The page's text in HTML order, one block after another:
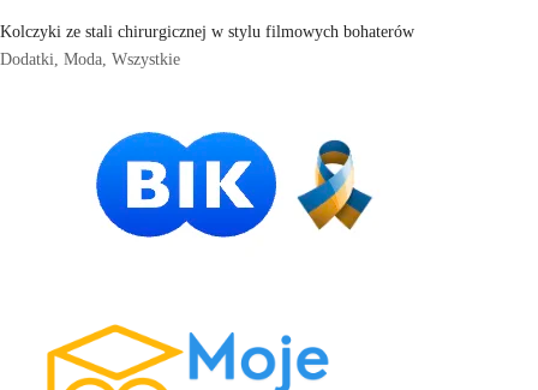
Kolczyki ze stali chirurgicznej w stylu filmowych bohaterów
Dodatki Moda Wszystkie